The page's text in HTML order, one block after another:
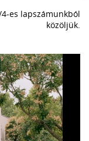
es lapszámunkból
közöljük.